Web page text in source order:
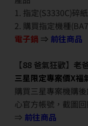
1. 指定(S3330C)碎
2. 購買指定機種
電子鍋 ⇒ 前往商品
【88 爸氣狂歡】老
三星限定專案價X福
購買三星專案機購
心官方帳號，截圖
⇒ 前往商品